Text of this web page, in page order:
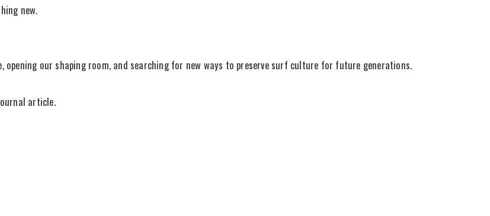
new.
our shaping room, and searching for new ways to preserve surf culture for future generations.
article.